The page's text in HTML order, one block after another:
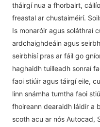
tháirgí nua a fhorbairt,
freastal ar chustaiméirí.
Is monaróir agus soláthraí
ardchaighdeáin agus
seirbhísí pras ar fáil go
haghaidh tuilleadh sonraí
faoi stiúir agus táirgí eile,
linn snámha tumtha faoi
fhoireann dearaidh láidir a
scoth acu ar nós Autocad,